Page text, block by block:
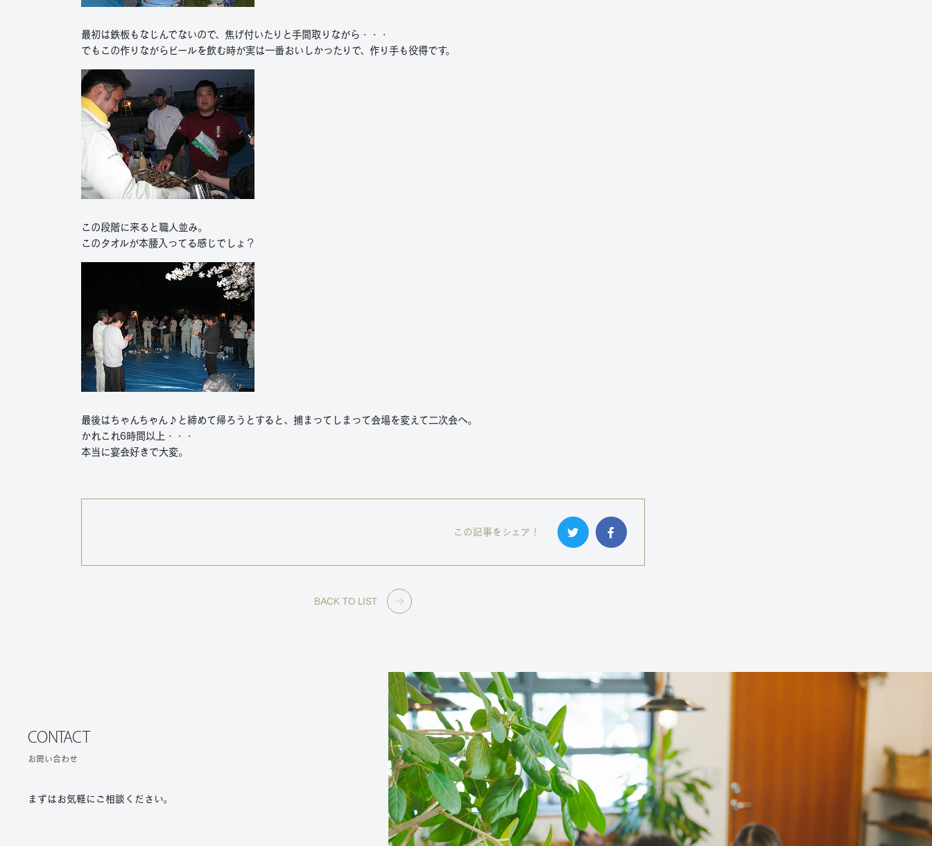
最初は鉄板もなじんでないので、焦げ付いたりと手間取りながら・・・
でもこの作りながらビールを飲む時が実は一番おいしかったりで、作り手も役得です。
この段階に来ると職人並み。
このタオルが本腰入ってる感じでしょ？
最後はちゃんちゃん♪と締めて帰ろうとすると、捕まってしまって会場を変えて二次会へ。
かれこれ6時間以上・・・
本当に宴会好きで大変。
この記事をシェア！
BACK TO LIST
CONTACT
お問い合わせ
まずはお気軽にご相談ください。